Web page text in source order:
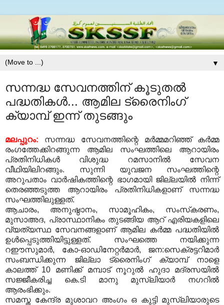
▼
സന്നദ്ധ സേവനത്തിന് കൂടുതല്‍
പദ്ധതികള്‍... ആമില ട്രൈനിംഗ്
ക്യാമ്പ് ഇന്ന് തുടങ്ങും
മലപ്പുറം: സന്നദ്ധ സേവനത്തിന്റെ മര്‍മ്മമറിഞ്ഞ് കര്‍മ്മ
രംഗത്തേക്കിറങ്ങുന്ന ആമില സംഘത്തിലെ ആറായിരം
പ്രതിനിധികള്‍ വിശുദ്ധ റമസാനില്‍ സേവന
വീഥിയിലിറങ്ങും. സുന്നി യുവജന സംഘത്തിന്റെ
അറുപതാം വാര്‍ഷികത്തിന്റെ ഭാഗമായി ജില്ലയില്‍ നിന്ന്
തെരഞ്ഞടുത്ത ആറായിരം പ്രതിനിധികളാണ് സന്നദ്ധ
സംഘത്തിലുള്ളത്.
ആചാരം, അനുഷ്ഠാനം, സാമൂഹികം, സംസ്‌കരണം,
മുസാഅദ, പ്രാസ്ഥാനികം തുടങ്ങിയ ആറ് എരിയകളിലെ
വ്യത്യസ്ഥ സേവനങ്ങളാണ് ആമില കര്‍മ്മ പദ്ധതിയില്‍
ഉള്‍പ്പെടുത്തിയിട്ടുള്ളത്. സംഘത്തെ നയിക്കുന്ന
റഈസുമാര്‍, കോ-ഓഡിനേറ്റര്‍മാര്‍, ജന:സെക്രട്ടറിമാര്‍
സംബന്ധിക്കുന്ന ജില്ലാ ട്രൈനിംഗ് ക്യാമ്പ് നാളെ
കാലത്ത് 10 മണിക്ക് മമ്പാട് നൂറുല്‍ ഹുദാ മദ്രസയില്‍
സജ്ജീകരിച്ച കെ.ടി മാനു മുസ്‌ലിയാര്‍ നഗറില്‍
ആരംഭിക്കും.
സമസ്ത കേന്ദ്ര മുശാവറ അംഗം ഒ കുട്ടി മുസ്‌ലിയാരുടെ